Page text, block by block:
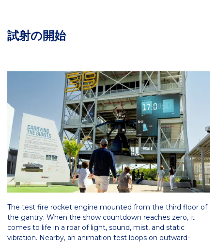
試射の開始
The test fire rocket engine mounted from the third floor of
the gantry. When the show countdown reaches zero, it
comes to life in a roar of light, sound, mist, and static
vibration. Nearby, an animation test loops on outward-